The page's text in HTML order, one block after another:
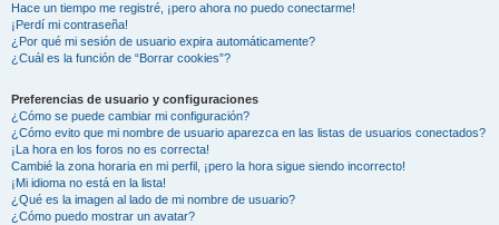
Hace un tiempo me registré, ¡pero ahora no puedo conectarme!
¡Perdí mi contraseña!
¿Por qué mi sesión de usuario expira automáticamente?
¿Cuál es la función de “Borrar cookies”?
Preferencias de usuario y configuraciones
¿Cómo se puede cambiar mi configuración?
¿Cómo evito que mi nombre de usuario aparezca en las listas de usuarios conectados?
¡La hora en los foros no es correcta!
Cambié la zona horaria en mi perfil, ¡pero la hora sigue siendo incorrecto!
¡Mi idioma no está en la lista!
¿Qué es la imagen al lado de mi nombre de usuario?
¿Cómo puedo mostrar un avatar?